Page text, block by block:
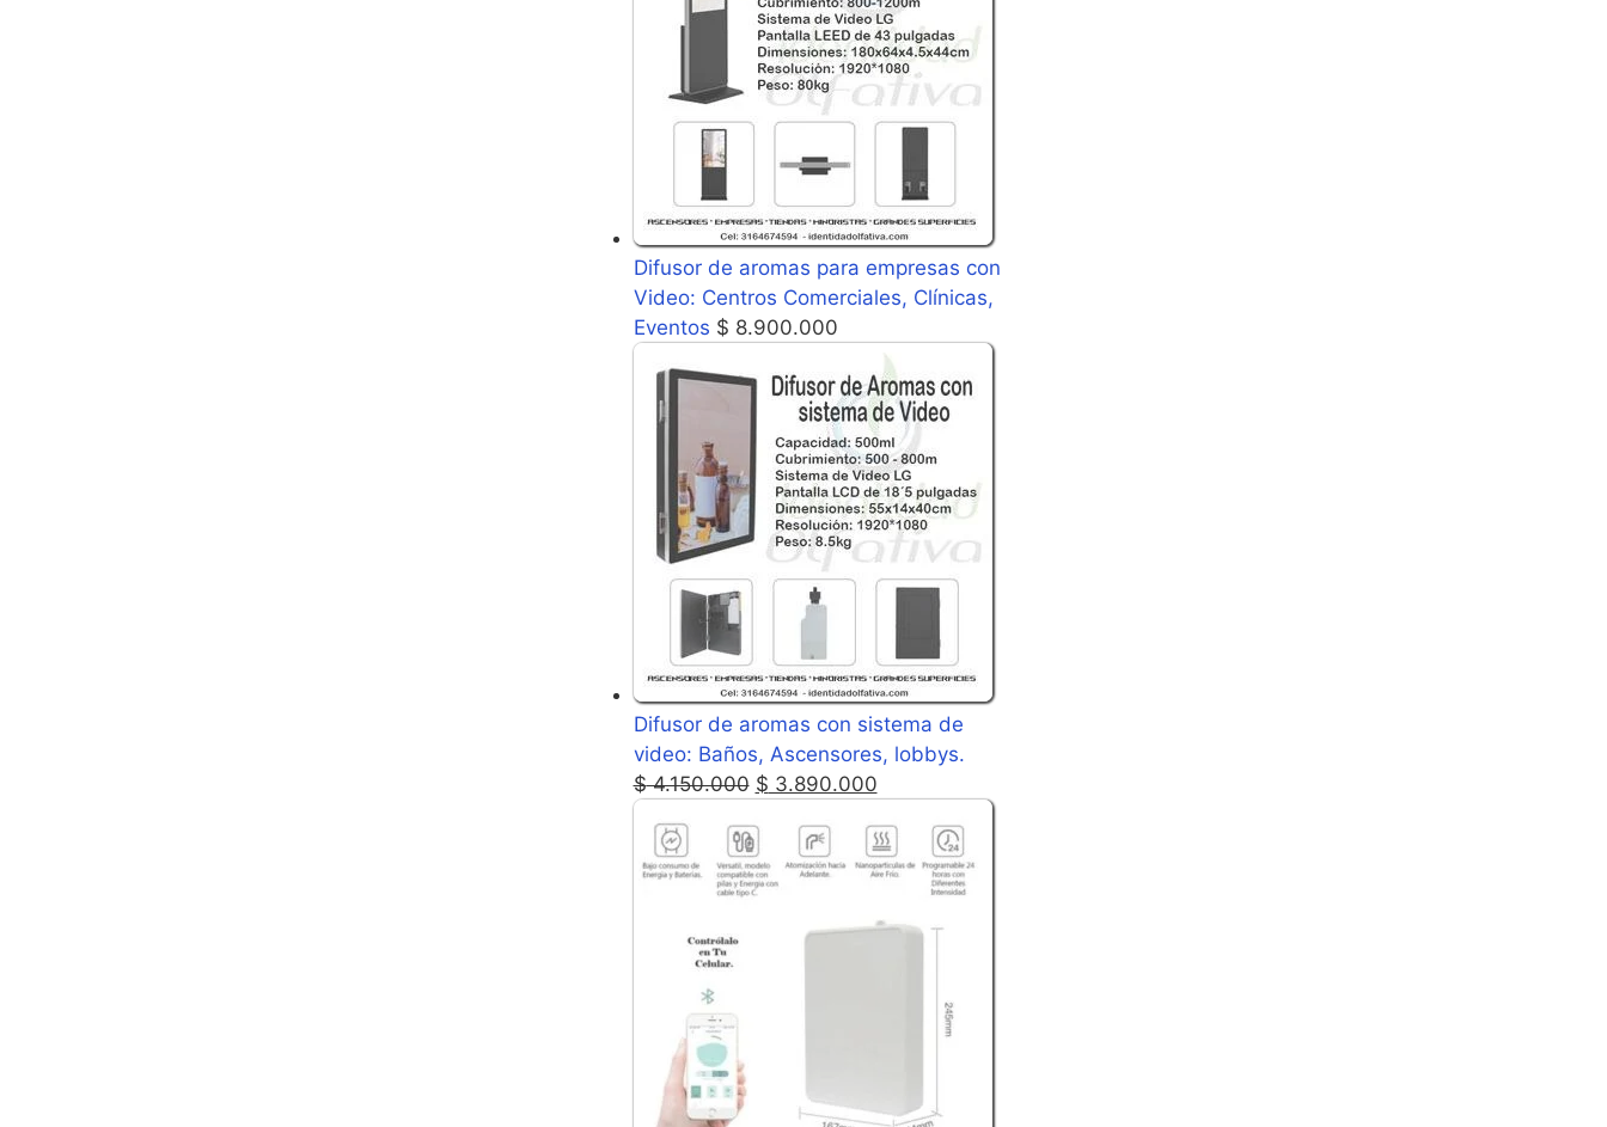
Difusor de aromas para empresas con
Video: Centros Comerciales, Clínicas,
Eventos $ 8.900.000
Difusor de aromas con sistema de
video: Baños, Ascensores, lobbys.
$4.150.000 $ 3.890.000